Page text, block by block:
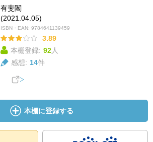
有斐閣
(2021.04.05)
ISBN・EAN: 9784641139459
3.89
本棚登録: 92人
感想: 14件
本棚に登録する